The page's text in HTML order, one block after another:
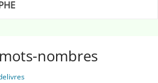
nombres